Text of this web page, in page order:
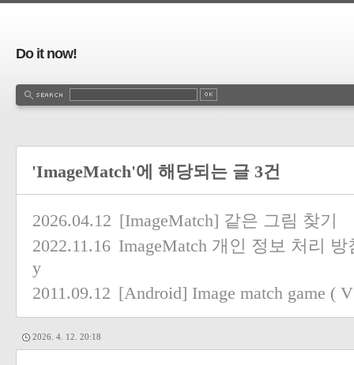
Do it now!
'ImageMatch'에 해당되는 글 3건
2026.04.12 [ImageMatch] 같은 그림 찾기
2022.11.16 ImageMatch 개인 정보 처리 방
y
2011.09.12 [Android] Image match game (
2026. 4. 12. 20:18